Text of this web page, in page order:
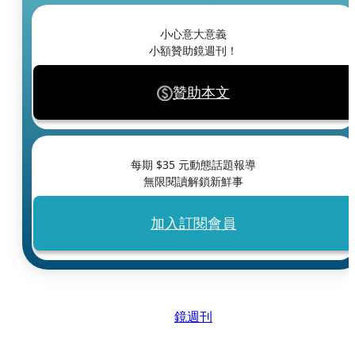
小心意大意義
小額贊助鏡週刊！
贊助本文
每期 $35 元動態話題報導
無限閱讀解鎖新鮮事
加入訂閱會員
鏡週刊